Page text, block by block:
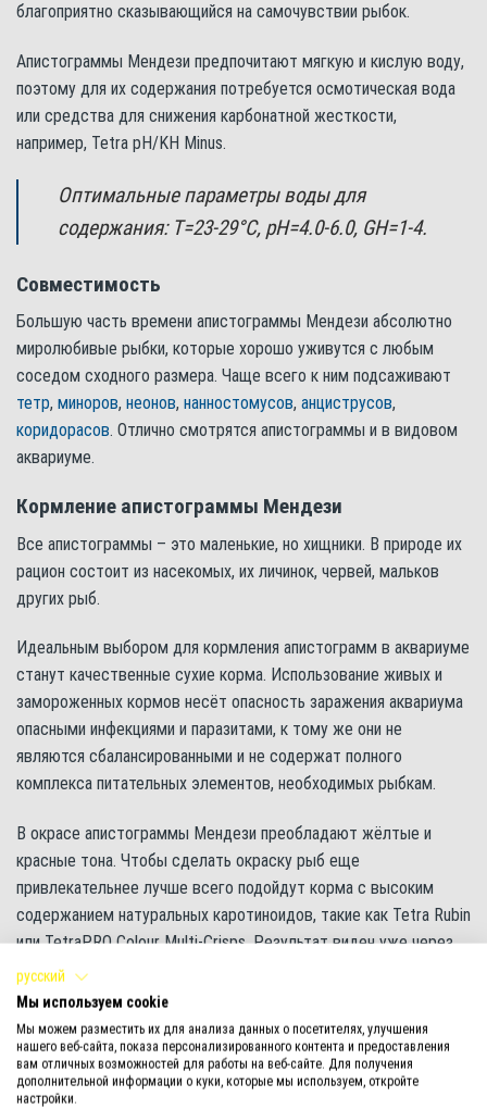
благоприятно сказывающийся на самочувствии рыбок.
Апистограммы Мендези предпочитают мягкую и кислую воду,
поэтому для их содержания потребуется осмотическая вода
или средства для снижения карбонатной жесткости,
например, Tetra pH/KH Minus.
Оптимальные параметры воды для
содержания: Т=23-29°С, pH=4.0-6.0, GH=1-4.
Совместимость
Большую часть времени апистограммы Мендези абсолютно
миролюбивые рыбки, которые хорошо уживутся с любым
соседом сходного размера. Чаще всего к ним подсаживают
тетр, миноров, неонов, нанностомусов, анциструсов,
коридорасов. Отлично смотрятся апистограммы и в видовом
аквариуме.
Кормление апистограммы Мендези
Все апистограммы – это маленькие, но хищники. В природе их
рацион состоит из насекомых, их личинок, червей, мальков
других рыб.
Идеальным выбором для кормления апистограмм в аквариуме
станут качественные сухие корма. Использование живых и
замороженных кормов несёт опасность заражения аквариума
опасными инфекциями и паразитами, к тому же они не
являются сбалансированными и не содержат полного
комплекса питательных элементов, необходимых рыбкам.
В окрасе апистограммы Мендези преобладают жёлтые и
красные тона. Чтобы сделать окраску рыб еще
привлекательнее лучше всего подойдут корма с высоким
содержанием натуральных каротиноидов, такие как Tetra Rubin
или TetraPRO Colour Multi-Crisps. Результат виден уже через
несколько недель регулярного кормления.
русский
Мы используем cookie
Мы можем разместить их для анализа данных о посетителях, улучшения
нашего веб-сайта, показа персонализированного контента и предоставления
вам отличных возможностей для работы на веб-сайте. Для получения
дополнительной информации о куки, которые мы используем, откройте
настройки.